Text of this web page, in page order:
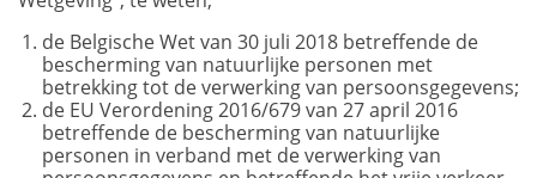
de Belgische Wet van 30 juli 2018 betreffende de
bescherming van natuurlijke personen met
betrekking tot de verwerking van persoonsgegevens;
de EU Verordening 2016/679 van 27 april 2016
betreffende de bescherming van natuurlijke
personen in verband met de verwerking van